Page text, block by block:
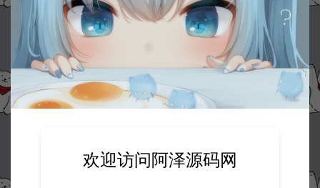
欢迎访问阿泽源码网